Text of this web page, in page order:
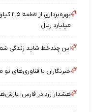
میلیارد ریال
این چندخط شاید زندگی
خبرنگاران با فناوری‌های
هشدار زرد در فارس؛